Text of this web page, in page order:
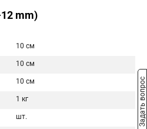
mm)
10 см
10 см
10 см
1 кг
шт. Задать вопрос